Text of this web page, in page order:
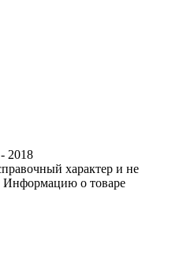
2018
характер и не
Информацию о товаре